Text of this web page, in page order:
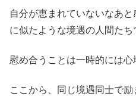
自分が恵まれていないなあ
に似たような境遇の人間たち
慰め合うことは一時的には心
ここから、同じ境遇同士で